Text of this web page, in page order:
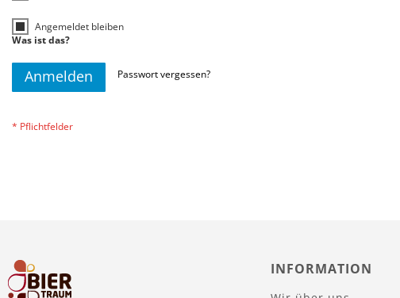
Angemeldet bleiben
Was ist das?
Anmelden Passwort vergessen?
INFORMATION